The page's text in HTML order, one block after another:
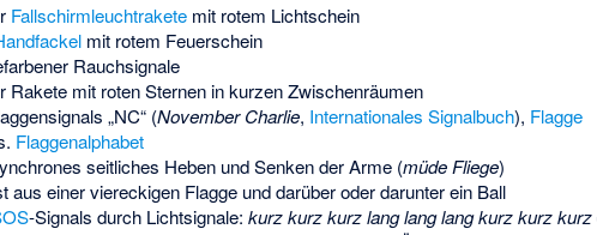
Fallschirmleuchtrakete mit rotem Lichtschein
mit rotem Feuerschein
Rauchsignale
Rakete mit roten Sternen in kurzen Zwischenräumen
„NC“ (November Charlie, Internationales Signalbuch), Flagge
Flaggenalphabet
seitliches Heben und Senken der Arme (müde Fliege)
aus einer viereckigen Flagge und darüber oder darunter ein Ball
-Signals durch Lichtsignale: kurz kurz kurz lang lang lang kurz kurz kurz